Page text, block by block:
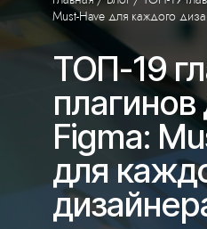
Must-Have для каждого
ТОП-19
плагинов
Figma:
для